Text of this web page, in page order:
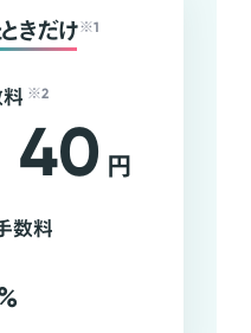
きだけ ※1
※2
40 円
数料